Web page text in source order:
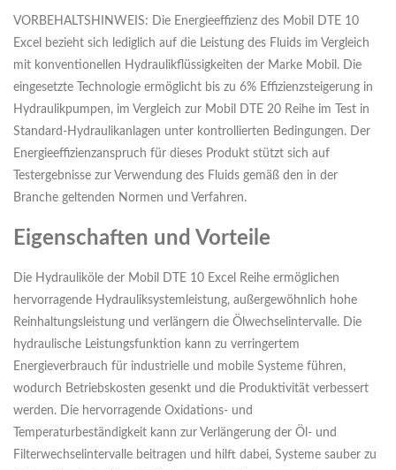
VORBEHALTSHINWEIS: Die Energieeffizienz des Mobil DTE 10
Excel bezieht sich lediglich auf die Leistung des Fluids im Vergleich
mit konventionellen Hydraulikflüssigkeiten der Marke Mobil. Die
eingesetzte Technologie ermöglicht bis zu 6% Effizienzsteigerung in
Hydraulikpumpen, im Vergleich zur Mobil DTE 20 Reihe im Test in
Standard-Hydraulikanlagen unter kontrollierten Bedingungen. Der
Energieeffizienzanspruch für dieses Produkt stützt sich auf
Testergebnisse zur Verwendung des Fluids gemäß den in der
Branche geltenden Normen und Verfahren.
Eigenschaften und Vorteile
Die Hydrauliköle der Mobil DTE 10 Excel Reihe ermöglichen
hervorragende Hydrauliksystemleistung, außergewöhnlich hohe
Reinhaltungsleistung und verlängern die Ölwechselintervalle. Die
hydraulische Leistungsfunktion kann zu verringertem
Energieverbrauch für industrielle und mobile Systeme führen,
wodurch Betriebskosten gesenkt und die Produktivität verbessert
werden. Die hervorragende Oxidations- und
Temperaturbeständigkeit kann zur Verlängerung der Öl- und
Filterwechselintervalle beitragen und hilft dabei, Systeme sauber zu